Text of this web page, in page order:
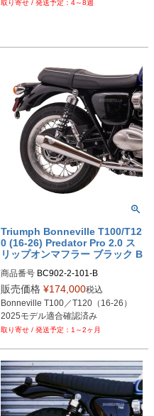
4～8週
Triumph Bonneville T100/T12
0 (16-26) Predator Pro 2.0 ス
リップオンマフラー ブラック B
商品番号 BC902-2-101-B
BC902.2.101-B
販売価格 ¥174,000税込
Bonneville T100／T120（16-26）
2025モデル適合確認済み
1～2ヶ月